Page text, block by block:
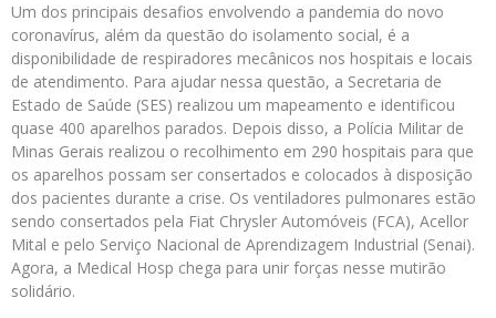
Um dos principais desafios envolvendo a pandemia do novo
coronavírus, além da questão do isolamento social, é a
disponibilidade de respiradores mecânicos nos hospitais e locais
de atendimento. Para ajudar nessa questão, a Secretaria de
Estado de Saúde (SES) realizou um mapeamento e identificou
quase 400 aparelhos parados. Depois disso, a Polícia Militar de
Minas Gerais realizou o recolhimento em 290 hospitais para que
os aparelhos possam ser consertados e colocados à disposição
dos pacientes durante a crise. Os ventiladores pulmonares estão
sendo consertados pela Fiat Chrysler Automóveis (FCA), Acellor
Mital e pelo Serviço Nacional de Aprendizagem Industrial (Senai).
Agora, a Medical Hosp chega para unir forças nesse mutirão
solidário.